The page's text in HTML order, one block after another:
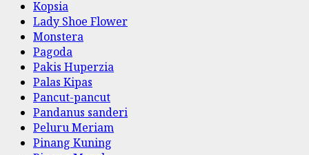
Kopsia
Lady Shoe Flower
Monstera
Pagoda
Pakis Huperzia
Palas Kipas
Pancut-pancut
Pandanus sanderi
Peluru Meriam
Pinang Kuning